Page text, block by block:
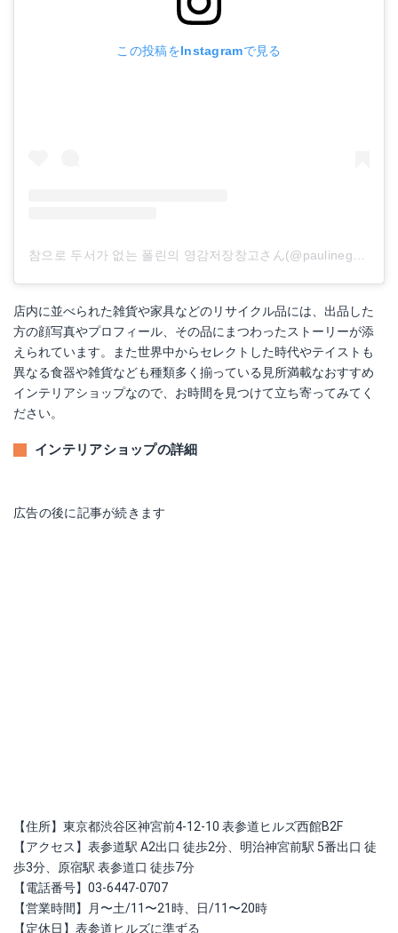
この投稿をInstagramで見る
店内に並べられた雑貨や家具などのリサイクル品には、出品した
方の顔写真やプロフィール、その品にまつわったストーリーが添
えられています。また世界中からセレクトした時代やテイストも
異なる食器や雑貨なども種類多く揃っている見所満載なおすすめ
インテリアショップなので、お時間を見つけて立ち寄ってみてく
ださい。
インテリアショップの詳細
広告の後に記事が続きます
【住所】東京都渋谷区神宮前4-12-10 表参道ヒルズ西館B2F
【アクセス】表参道駅 A2出口 徒歩2分、明治神宮前駅 5番出口 徒
歩3分、原宿駅 表参道口 徒歩7分
【電話番号】03-6447-0707
【営業時間】月〜土/11〜21時、日/11〜20時
【定休日】表参道ヒルズに準ずる